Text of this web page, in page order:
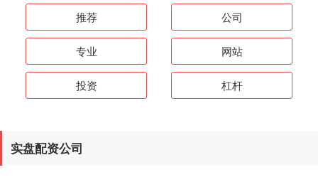
推荐 公司
专业 网站
投资 杠杆
实盘配资公司